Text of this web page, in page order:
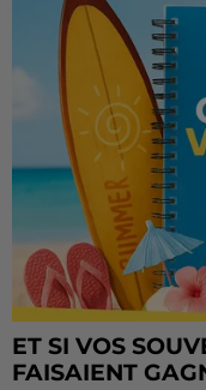
ET SI VOS
FAISAIENT